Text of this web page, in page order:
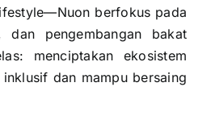
berfokus pada
dan pengembangan bakat
menciptakan ekosistem
dan mampu bersaing